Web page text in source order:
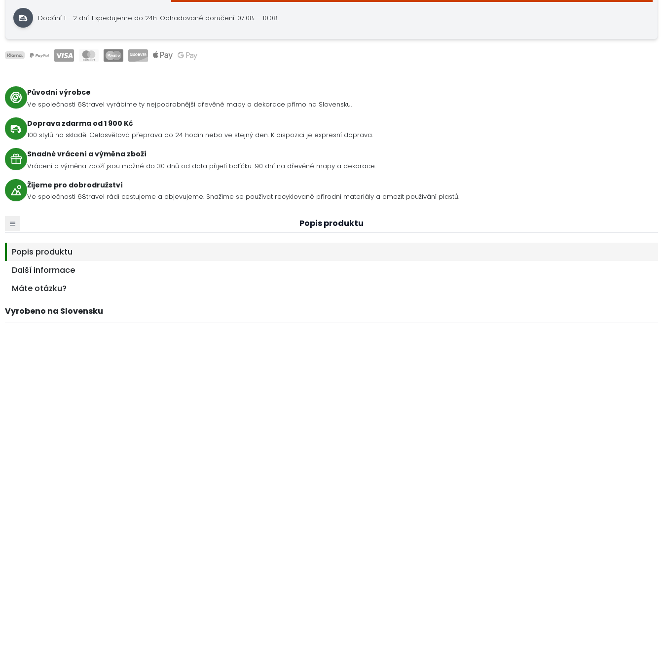
Dodání 1 - 2 dní. Expedujeme do 24h. Odhadované doručení: 07.08. - 10.08.
Původní výrobce
Ve společnosti 68travel vyrábíme ty nejpodrobnější dřevěné mapy a dekorace přímo na Slovensku.
Doprava zdarma od 1 900 Kč
100 stylů na skladě. Celosvětová přeprava do 24 hodin nebo ve stejný den. K dispozici je expresní doprava.
Snadné vrácení a výměna zboží
Vrácení a výměna zboží jsou možné do 30 dnů od data přijetí balíčku. 90 dní na dřevěné mapy a dekorace.
Žijeme pro dobrodružství
Ve společnosti 68travel rádi cestujeme a objevujeme. Snažíme se používat recyklované přírodní materiály a omezit používání plastů.
Popis produktu
Popis produktu
Další informace
Máte otázku?
Vyrobeno na Slovensku